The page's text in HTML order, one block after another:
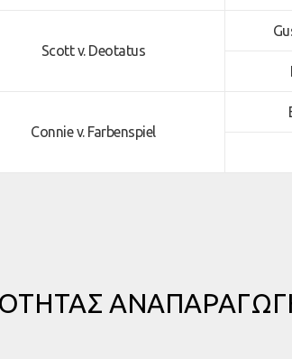
Scott v. Deotatus
Connie v. Farbenspiel